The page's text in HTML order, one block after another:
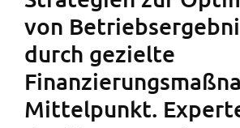
von
durch gezielte
Mittelpunkt.